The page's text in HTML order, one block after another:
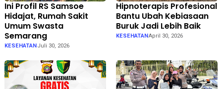
Ini Profil RS Samsoe
Hidajat, Rumah Sakit
Umum Swasta
Semarang
KESEHATAN Juli 30, 2026
Hipnoterapis Profesional
Bantu Ubah Kebiasaan
Buruk Jadi Lebih Baik
KESEHATAN April 30, 2026